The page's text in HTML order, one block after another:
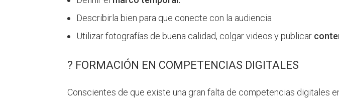
Describirla bien para que conecte con la audiencia
Utilizar fotografías de buena calidad, colgar videos y publicar
? FORMACIÓN EN COMPETENCIAS DIGITALES
Conscientes de que existe una gran falta de competencias digitales